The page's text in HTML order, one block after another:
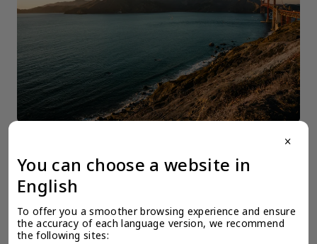
一个全服务咨询公司为您
保驾护航
奕资环球是您值得信赖的海外合作伙伴。我们是香港伦敦奕资
close
You can choose a website in
English
To offer you a smoother browsing experience and ensure
the accuracy of each language version, we recommend
the following sites: